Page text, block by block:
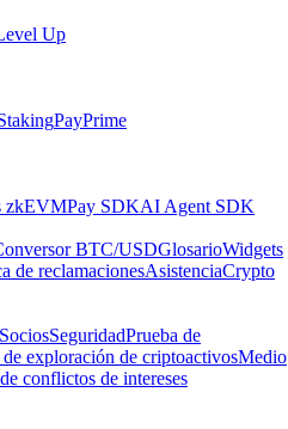
Up
PayPrime
zkEVMPay SDKAI Agent SDK
BTC/USDGlosarioWidgets
de reclamacionesAsistenciaCrypto
SociosSeguridadPrueba de
exploración de criptoactivosMedio
conflictos de intereses